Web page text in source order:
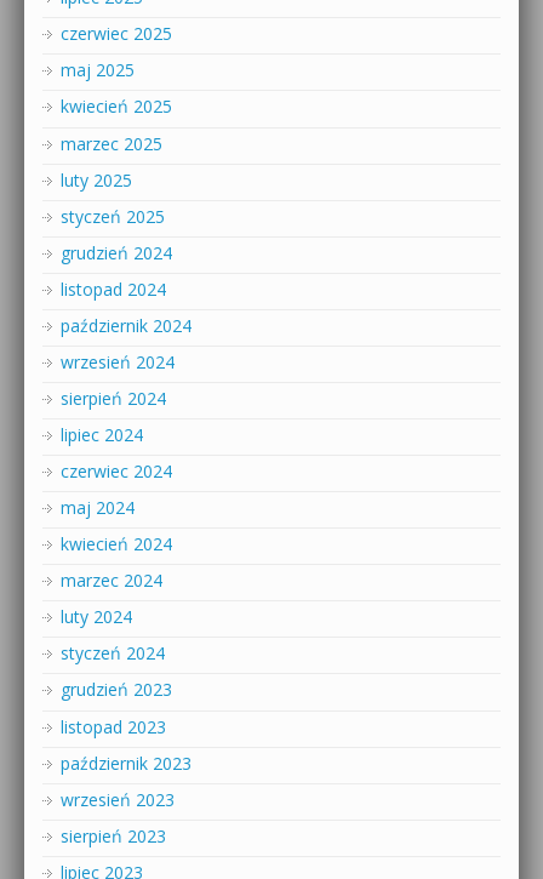
czerwiec 2025
maj 2025
kwiecień 2025
marzec 2025
luty 2025
styczeń 2025
grudzień 2024
listopad 2024
październik 2024
wrzesień 2024
sierpień 2024
lipiec 2024
czerwiec 2024
maj 2024
kwiecień 2024
marzec 2024
luty 2024
styczeń 2024
grudzień 2023
listopad 2023
październik 2023
wrzesień 2023
sierpień 2023
lipiec 2023